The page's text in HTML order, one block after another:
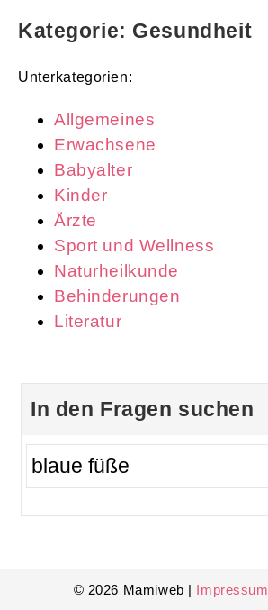
Kategorie: Gesundheit
Unterkategorien:
Allgemeines
Erwachsene
Babyalter
Kinder
Ärzte
Sport und Wellness
Naturheilkunde
Behinderungen
Literatur
In den Fragen suchen
© 2026 Mamiweb | Impressum